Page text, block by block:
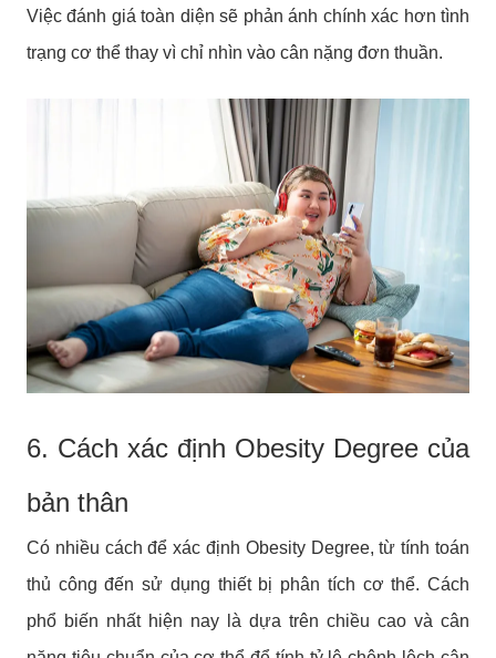
Việc đánh giá toàn diện sẽ phản ánh chính xác hơn tình
trạng cơ thể thay vì chỉ nhìn vào cân nặng đơn thuần.
6. Cách xác định Obesity Degree của
bản thân
Có nhiều cách để xác định Obesity Degree, từ tính toán
thủ công đến sử dụng thiết bị phân tích cơ thể. Cách
phổ biến nhất hiện nay là dựa trên chiều cao và cân